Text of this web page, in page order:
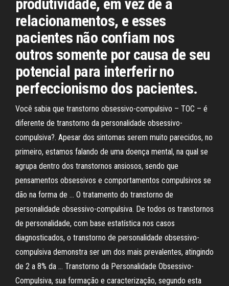
produtividade, em vez de a
relacionamentos, e esses
pacientes não confiam nos
outros somente por causa de seu
potencial para interferir no
perfeccionismo dos pacientes.
Você sabia que transtorno obsessivo-compulsivo – TOC – é
diferente de transtorno da personalidade obsessivo-
compulsiva?. Apesar dos sintomas serem muito parecidos, no
primeiro, estamos falando de uma doença mental, na qual se
agrupa dentro dos transtornos ansiosos, sendo que
pensamentos obsessivos e comportamentos compulsivos se
dão na forma de … O tratamento do transtorno de
personalidade obsessivo-compulsiva. De todos os transtornos
de personalidade, com base estatística nos casos
diagnosticados, o transtorno de personalidade obsessivo-
compulsiva demonstra ser um dos mais prevalentes, atingindo
de 2 a 8% da … Transtorno da Personalidade Obsessivo-
Compulsiva, sua formação e caracterização, segundo esta